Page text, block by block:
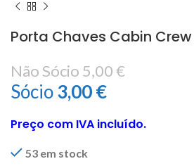
Porta Chaves Cabin Crew
Não Sócio 5,00€
Sócio3,00€
Preço com IVA incluído.
53 em stock